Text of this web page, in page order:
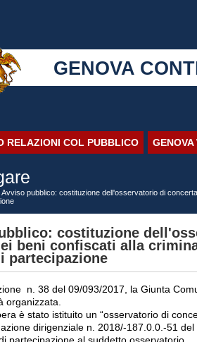
GENOVA
RELAZIONI COL PUBBLICO GENOVA
Avviso pubblico: costituzione dell'osservatorio di
costituzione
beni confiscati alla
partecipazione
n. 38 del 09/093/2017, la Giunta
organizzata.
è stato istituito un “osservatorio di
dirigenziale n. 2018/-187.0.0.-51